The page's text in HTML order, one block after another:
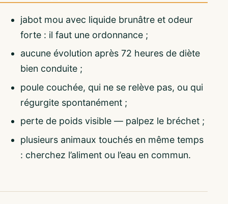
jabot mou avec liquide brunâtre et odeur
forte : il faut une ordonnance ;
aucune évolution après 72 heures de diète
bien conduite ;
poule couchée, qui ne se relève pas, ou qui
régurgite spontanément ;
perte de poids visible — palpez le bréchet ;
plusieurs animaux touchés en même temps
: cherchez l’aliment ou l’eau en commun.